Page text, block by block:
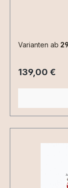
Zeichen.Bitte
Varianten ab
Regulärer
139,00 €